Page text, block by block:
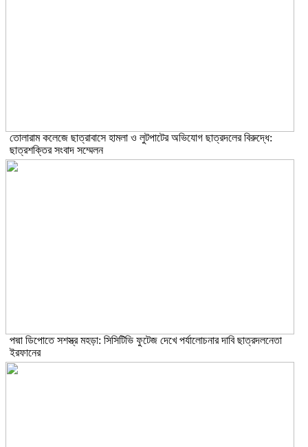
তোলারাম কলেজে ছাত্রাবাসে হামলা ও লুটপাটের অভিযোগ ছাত্রদলের বিরুদ্ধে:
ছাত্রশক্তির সংবাদ সম্মেলন
পদ্মা ডিপোতে সশস্ত্র মহড়া: সিসিটিভি ফুটেজ দেখে পর্যালোচনার দাবি ছাত্রদলনেতা
ইরফানের